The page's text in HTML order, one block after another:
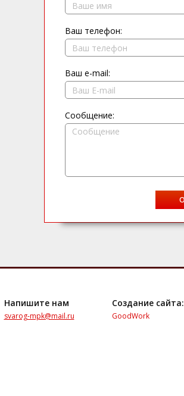
Ваш телефон:
Ваш e-mail:
Сообщение:
Напишите нам
svarog-mpk@mail.ru
Создание сайта:
GoodWork